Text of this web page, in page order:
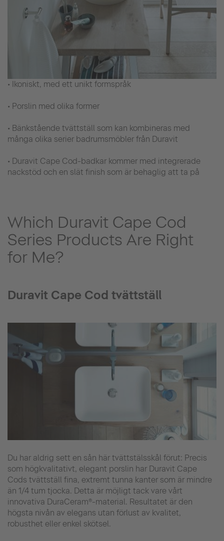
• Ikoniskt, med ett unikt formspråk
• Porslin med olika former
• Bänkstående tvättställ som kan kombineras med
många olika serier badrumsmöbler från Duravit
• Duravit Cape Cod-badkar kommer med integrerade
nackstöd och en slät finish som är behaglig att ta på
Which Duravit Cape Cod
Series Products Are Right
for Me?
Duravit Cape Cod tvättställ
Du har aldrig sett en sån här tvättstälsskål förut: Precis
som högkvalitativt, elegant porslin har Duravit Cape
Cods tvättställ fina, extremt tunna kanter som är mindre
än 1/4 tum tjocka. Detta är möjligt tack vare vårt
innovativa DuraCeram®-material. Resultatet är den
högsta nivån av elegans utan förlust av kvalitet,
robusthet eller enkel skötsel.